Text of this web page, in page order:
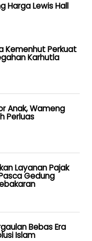
Harga Lewis Hall
Kemenhut Perkuat
Karhutla
Anak, Wameng
Perluas
Layanan Pajak
Gedung
Bebas Era
Islam